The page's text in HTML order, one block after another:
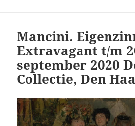
Mancini.
Extravagant t/m
september 2020
Collectie, Den